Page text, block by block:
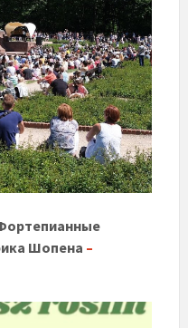
Фортепианные
Шопена –